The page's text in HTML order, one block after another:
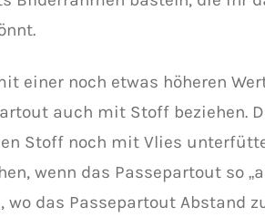
einer noch etwas höheren
auch mit Stoff beziehen.
Stoff noch mit Vlies
wenn das Passepartout so
das Passepartout Abstand